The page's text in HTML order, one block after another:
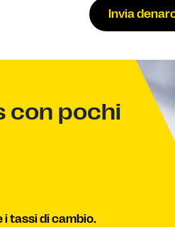
Invia
con pochi
i tassi di cambio.